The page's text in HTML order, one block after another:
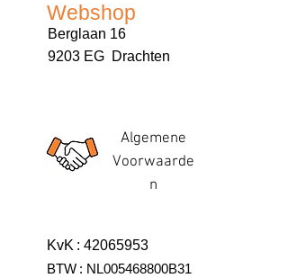
Webshop
Berglaan 16
9203 EG Drachten
Algemene
Voorwaarde
n
KvK : 42065953
BTW : NL005468800B31